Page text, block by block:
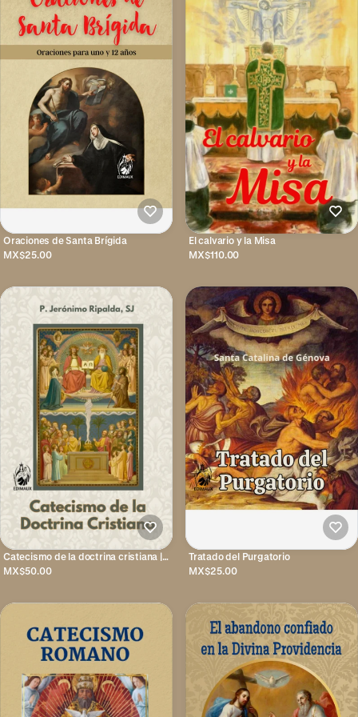
Oraciones de Santa Brígida
MX$25.00
El calvario y la Misa
MX$110.00
Catecismo de la doctrina cristiana |
Ripalda
MX$50.00
Tratado del Purgatorio
MX$25.00